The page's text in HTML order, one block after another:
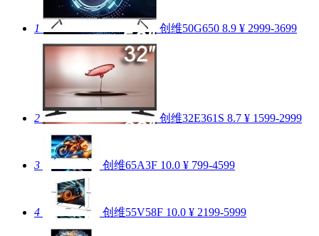
1 创维50G650 8.9 ¥ 2999-3699
2 创维32E361S 8.7 ¥ 1599-2999
3 创维65A3F 10.0 ¥ 799-4599
4 创维55V58F 10.0 ¥ 2199-5999